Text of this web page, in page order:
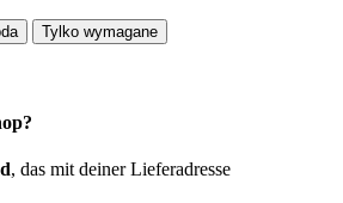
Tylko wymagane
, das mit deiner Lieferadresse